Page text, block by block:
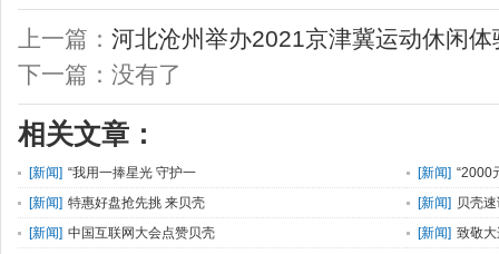
上一篇： 河北沧州举办2021京津冀运动休闲
下一篇：没有了
相关文章：
[新闻] “我用一捧星光 守护一 [新闻] “2000
[新闻] 特惠好盘抢先挑 来贝壳 [新闻] 贝壳
[新闻] 中国互联网大会点赞贝壳 [新闻] 致敬